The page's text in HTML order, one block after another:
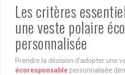
Les critères
une veste polaire
personnalisée
Prendre la décision d’adopter une
écoresponsable personnalisée